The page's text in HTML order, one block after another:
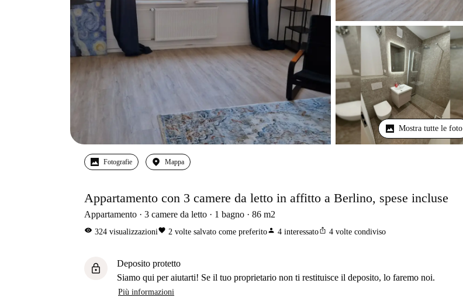
Mostra tutte le foto
Fotografie Mappa
Appartamento con 3 camere da letto in affitto a Berlino, spese incluse
Appartamento 3 camere da letto 1 bagno 86 m2
visibility 324 visualizzazionifavorite 2 volte salvato come preferitoperson 4 interessatoios_share 4 volte condiviso
lock
Deposito protetto
Siamo qui per aiutarti! Se il tuo proprietario non ti restituisce il deposito, lo faremo noi.
Più informazioni